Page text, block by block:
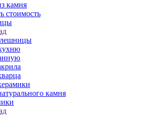
камня
стоимость
камня